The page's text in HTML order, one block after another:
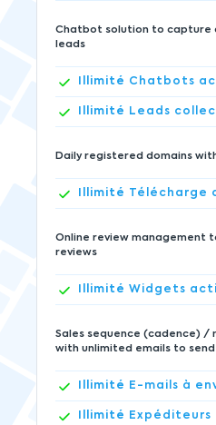
Chatbot solution to capture
leads
Illimité Chatbots
Illimité Leads
Daily registered domains
Illimité Télécharge
Online review management
reviews
Illimité Widgets
Sales sequence (cadence) /
with unlimited emails to send
Illimité E-mails à
Illimité